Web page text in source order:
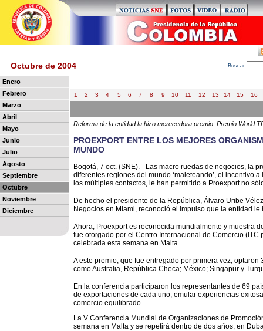
Octubre de 2004 Buscar
Enero
Febrero
Marzo
Abril
Mayo
Junio
Julio
Agosto
Septiembre
Octubre
Noviembre
Diciembre
1 2 3 4 5 6 7 8 9 10 11 12 13 14 15 16
Reforma de la entidad la hizo merecedora premio: Premio World
PROEXPORT ENTRE LOS MEJORES
MUNDO
Bogotá, 7 oct. (SNE). - Las macro ruedas de negocios, la
diferentes regiones del mundo ‘maleteando’, el incentivo
los múltiples contactos, le han permitido a Proexport no
De hecho el presidente de la República, Álvaro Uribe
Negocios en Miami, reconoció el impulso que la entidad
Ahora, Proexport es reconocida mundialmente y muestra
fue otorgado por el Centro Internacional de Comercio
celebrada esta semana en Malta.
A este premio, que fue entregado por primera vez,
como Australia, República Checa; México; Singapur y
En la conferencia participaron los representantes de 69
de exportaciones de cada uno, emular experiencias
comercio equilibrado.
La V Conferencia Mundial de Organizaciones de
semana en Malta y se repetirá dentro de dos años, en